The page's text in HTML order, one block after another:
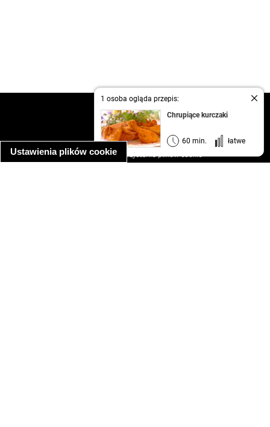
Ustawienia plików cookie
1 osoba ogląda przepis:
Chrupiące kurczaki
60 min. łatwe
kontakt
regulamin
informacja o prywatności
informacja o wykorzystaniu plików cookie